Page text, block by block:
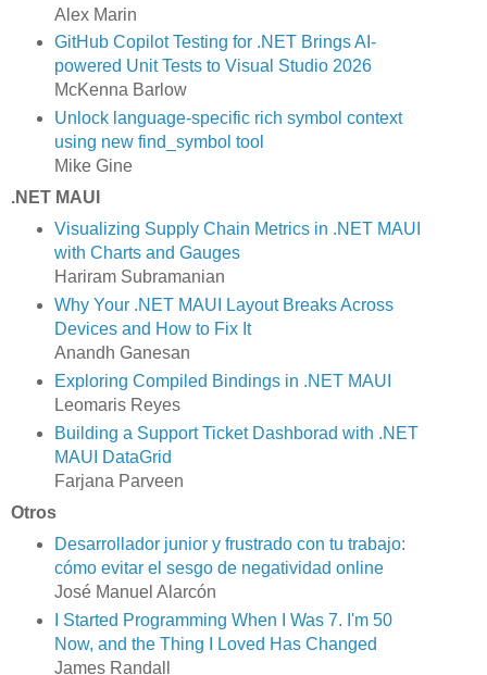
Alex Marin
GitHub Copilot Testing for .NET Brings AI-
powered Unit Tests to Visual Studio 2026
McKenna Barlow
Unlock language-specific rich symbol context
using new find_symbol tool
Mike Gine
.NET MAUI
Visualizing Supply Chain Metrics in .NET MAUI
with Charts and Gauges
Hariram Subramanian
Why Your .NET MAUI Layout Breaks Across
Devices and How to Fix It
Anandh Ganesan
Exploring Compiled Bindings in .NET MAUI
Leomaris Reyes
Building a Support Ticket Dashborad with .NET
MAUI DataGrid
Farjana Parveen
Otros
Desarrollador junior y frustrado con tu trabajo:
cómo evitar el sesgo de negatividad online
José Manuel Alarcón
I Started Programming When I Was 7. I'm 50
Now, and the Thing I Loved Has Changed
James Randall